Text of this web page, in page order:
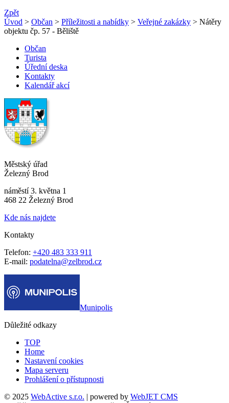
Zpět
Úvod > Občan > Příležitosti a nabídky > Veřejné zakázky > Nátěry
objektu čp. 57 - Běliště
Občan
Turista
Úřední deska
Kontakty
Kalendář akcí
Městský úřad
Železný Brod
náměstí 3. května 1
468 22 Železný Brod
Kde nás najdete
Kontakty
Telefon: +420 483 333 911
E-mail: podatelna@zelbrod.cz
Munipolis
Důležité odkazy
TOP
Home
Nastavení cookies
Mapa serveru
Prohlášení o přístupnosti
© 2025 WebActive s.r.o. | powered by WebJET CMS